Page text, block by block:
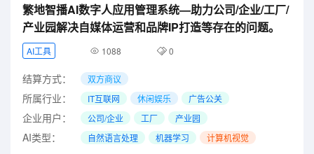
繁地智播AI数字人应用管理系统—助力公司/企业/工厂/
产业园解决自媒体运营和品牌IP打造等存在的问题。
AI工具 1088 0
结算方式： 双方商议
所属行业： IT互联网 休闲娱乐 广告公关
企业用户： 公司/企业 工厂 产业园
AI类型： 自然语言处理 机器学习 计算机视觉